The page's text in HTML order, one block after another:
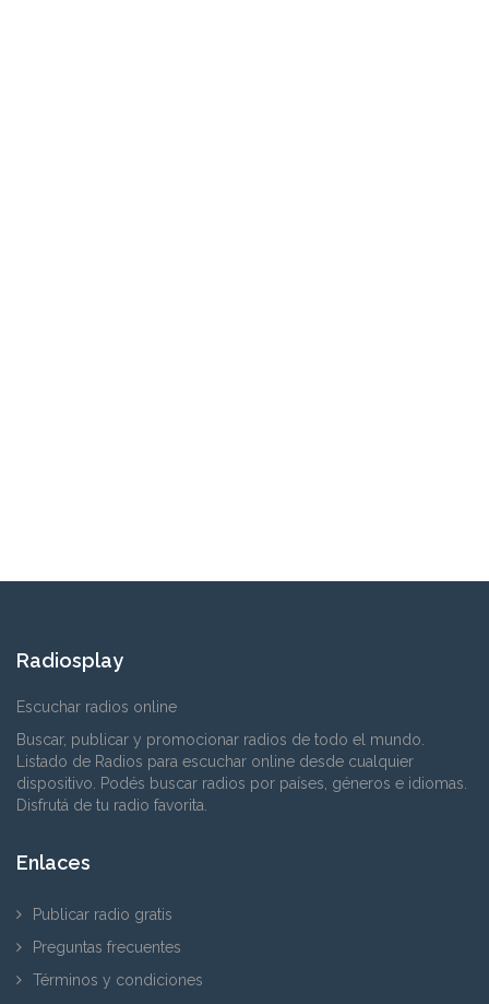
Radiosplay
Escuchar radios online
Buscar, publicar y promocionar radios de todo el mundo.
Listado de Radios para escuchar online desde cualquier
dispositivo. Podés buscar radios por países, géneros e idiomas.
Disfrutá de tu radio favorita.
Enlaces
Publicar radio gratis
Preguntas frecuentes
Términos y condiciones